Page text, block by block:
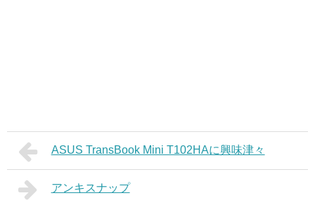
ASUS TransBook Mini T102HAに興味津々
アンキスナップ